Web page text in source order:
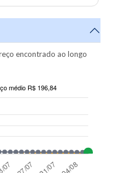
encontrado ao longo